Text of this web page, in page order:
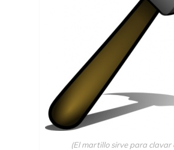
(El martillo sirve para clavar